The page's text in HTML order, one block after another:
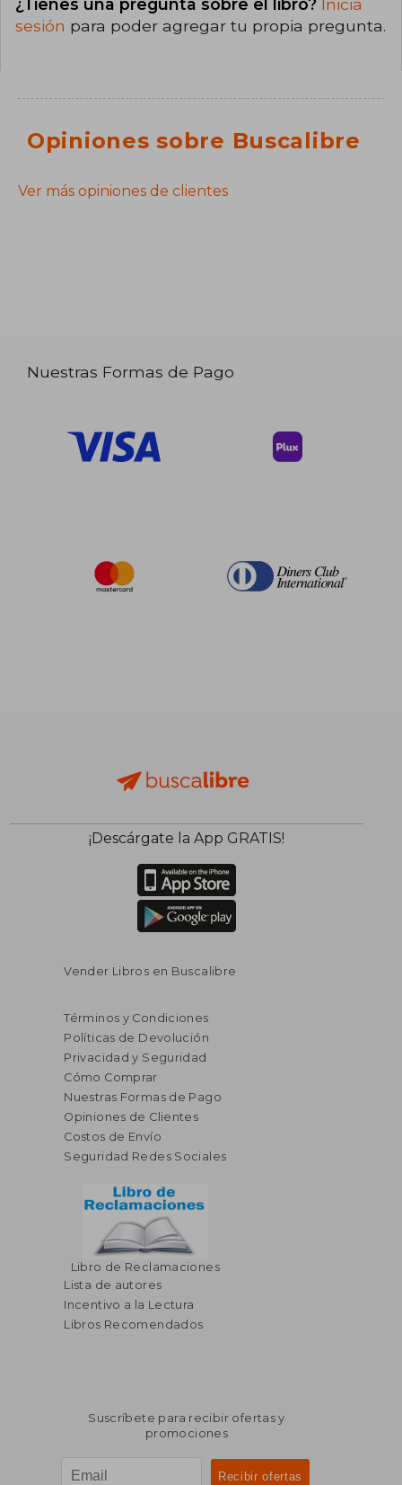
¿Tienes una pregunta sobre el libro? Inicia
sesión para poder agregar tu propia pregunta.
Opiniones sobre Buscalibre
Ver más opiniones de clientes
Nuestras Formas de Pago
¡Descárgate la App GRATIS!
Vender Libros en Buscalibre
Términos y Condiciones
Políticas de Devolución
Privacidad y Seguridad
Cómo Comprar
Nuestras Formas de Pago
Opiniones de Clientes
Costos de Envío
Seguridad Redes Sociales
Libro de Reclamaciones
Lista de autores
Incentivo a la Lectura
Libros Recomendados
Suscríbete para recibir ofertas y
promociones